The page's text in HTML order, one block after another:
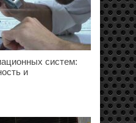
систем:
и